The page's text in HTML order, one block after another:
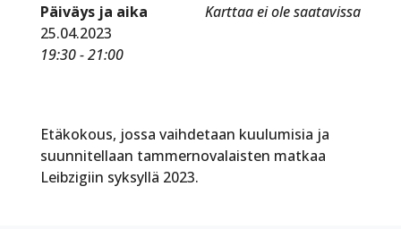
Karttaa ei ole saatavissa
Päiväys ja aika
25.04.2023
19:30 - 21:00
Etäkokous, jossa vaihdetaan kuulumisia ja
suunnitellaan tammernovalaisten matkaa
Leibzigiin syksyllä 2023.